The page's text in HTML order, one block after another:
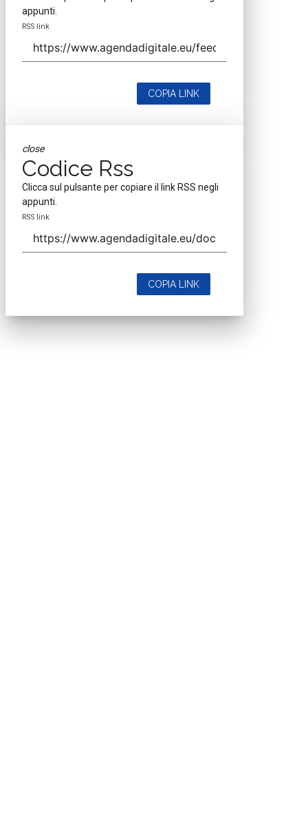
appunti.
RSS link
COPIA LINK
close
Codice Rss
Clicca sul pulsante per copiare il link RSS negli
appunti.
RSS link
COPIA LINK